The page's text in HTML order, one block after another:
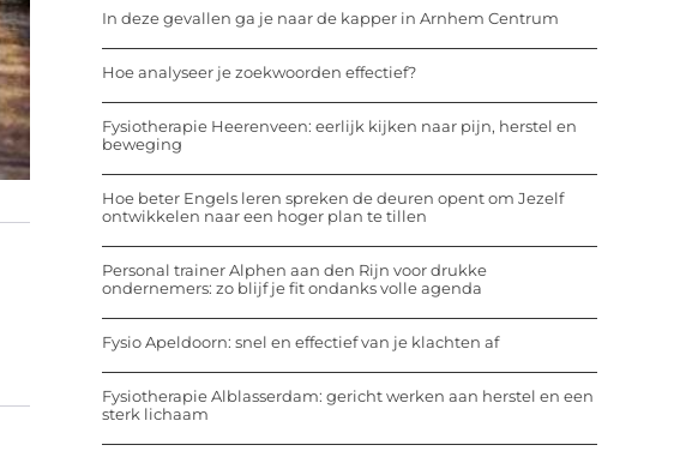
In deze gevallen ga je naar de kapper in Arnhem Centrum
Hoe analyseer je zoekwoorden effectief?
Fysiotherapie Heerenveen: eerlijk kijken naar pijn, herstel en
beweging
Hoe beter Engels leren spreken de deuren opent om Jezelf
ontwikkelen naar een hoger plan te tillen
Personal trainer Alphen aan den Rijn voor drukke
ondernemers: zo blijf je fit ondanks volle agenda
Fysio Apeldoorn: snel en effectief van je klachten af
Fysiotherapie Alblasserdam: gericht werken aan herstel en een
sterk lichaam